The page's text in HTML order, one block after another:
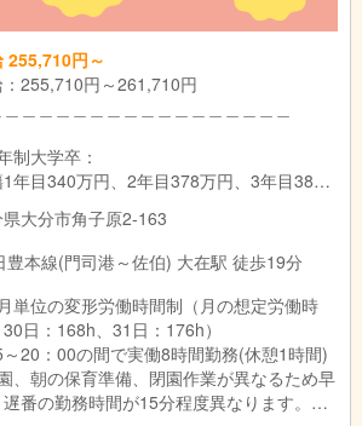
：年1回 （法人内規程による）
：年2回（基本給3ヵ月分） ※初年度は1.5
令和6年度は夏に業績連動賞与 一律14万
度末に年度末賞与1.0か月分支給実績あり
255,710円～
：255,710円～261,710円
制大学卒：
年目340万円、2年目378万円、3年目382
制短大・専門卒：
1年目336万円、2年目366万円、3年目378
制短大・専門卒：
年目332万円、2年目361万円、3年目373
県大分市角子原2-163
豊本線(門司港～佐伯) 大在駅 徒歩19分
単位の変形労働時間制（月の想定労働時
日：168h、31日：176h）
20：00の間で実働8時間勤務(休憩1時間)
、朝の保育準備、閉園作業が異なるため早
番の勤務時間が15分程度異なります。